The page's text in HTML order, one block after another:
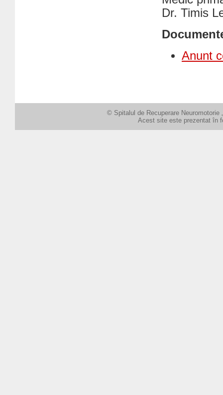
Dr. Timis
Anunt
© Spitalul de Recuperare Neuromotorie
Acest site este prezentat în